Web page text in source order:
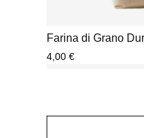
Farina di Grano
4,00€